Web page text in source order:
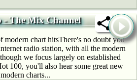
- The Mix Channel
modern chart hitsThere's no doubt you
radio station, with all the modern
we focus largely on established
100, you'll also hear some great new
charts...